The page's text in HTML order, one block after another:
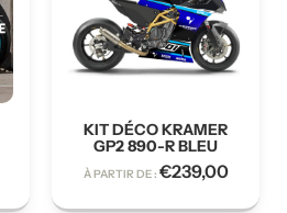
KIT DÉCO KRAMER
GP2 890-R BLEU
À PARTIR DE : €239,00